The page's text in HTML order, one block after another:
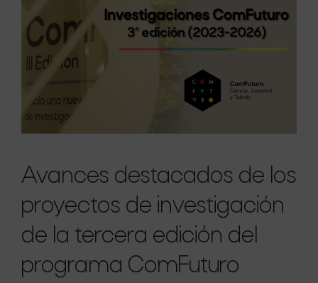
Avances destacados de los
proyectos de investigación
de la tercera edición del
programa ComFuturo